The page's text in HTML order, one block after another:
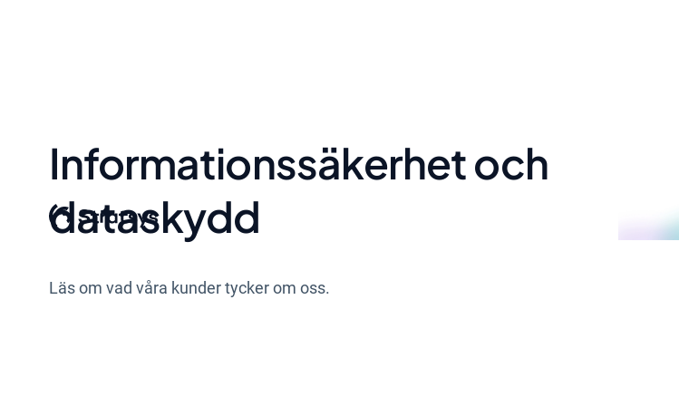
Informationssäkerhet och
dataskydd
Läs om vad våra kunder tycker om oss.